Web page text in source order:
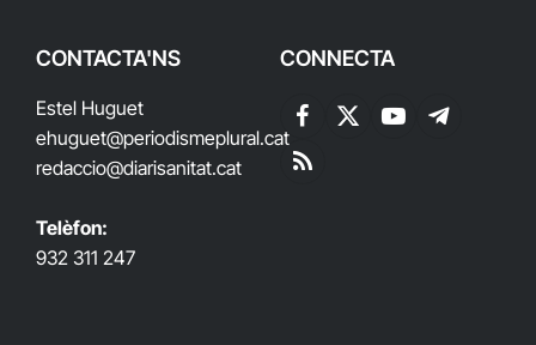
CONTACTA'NS
Estel Huguet
ehuguet@periodismeplural.cat
redaccio@diarisanitat.cat
Telèfon:
932 311 247
CONNECTA
Facebook
X
YouTubeTelegram
RSS